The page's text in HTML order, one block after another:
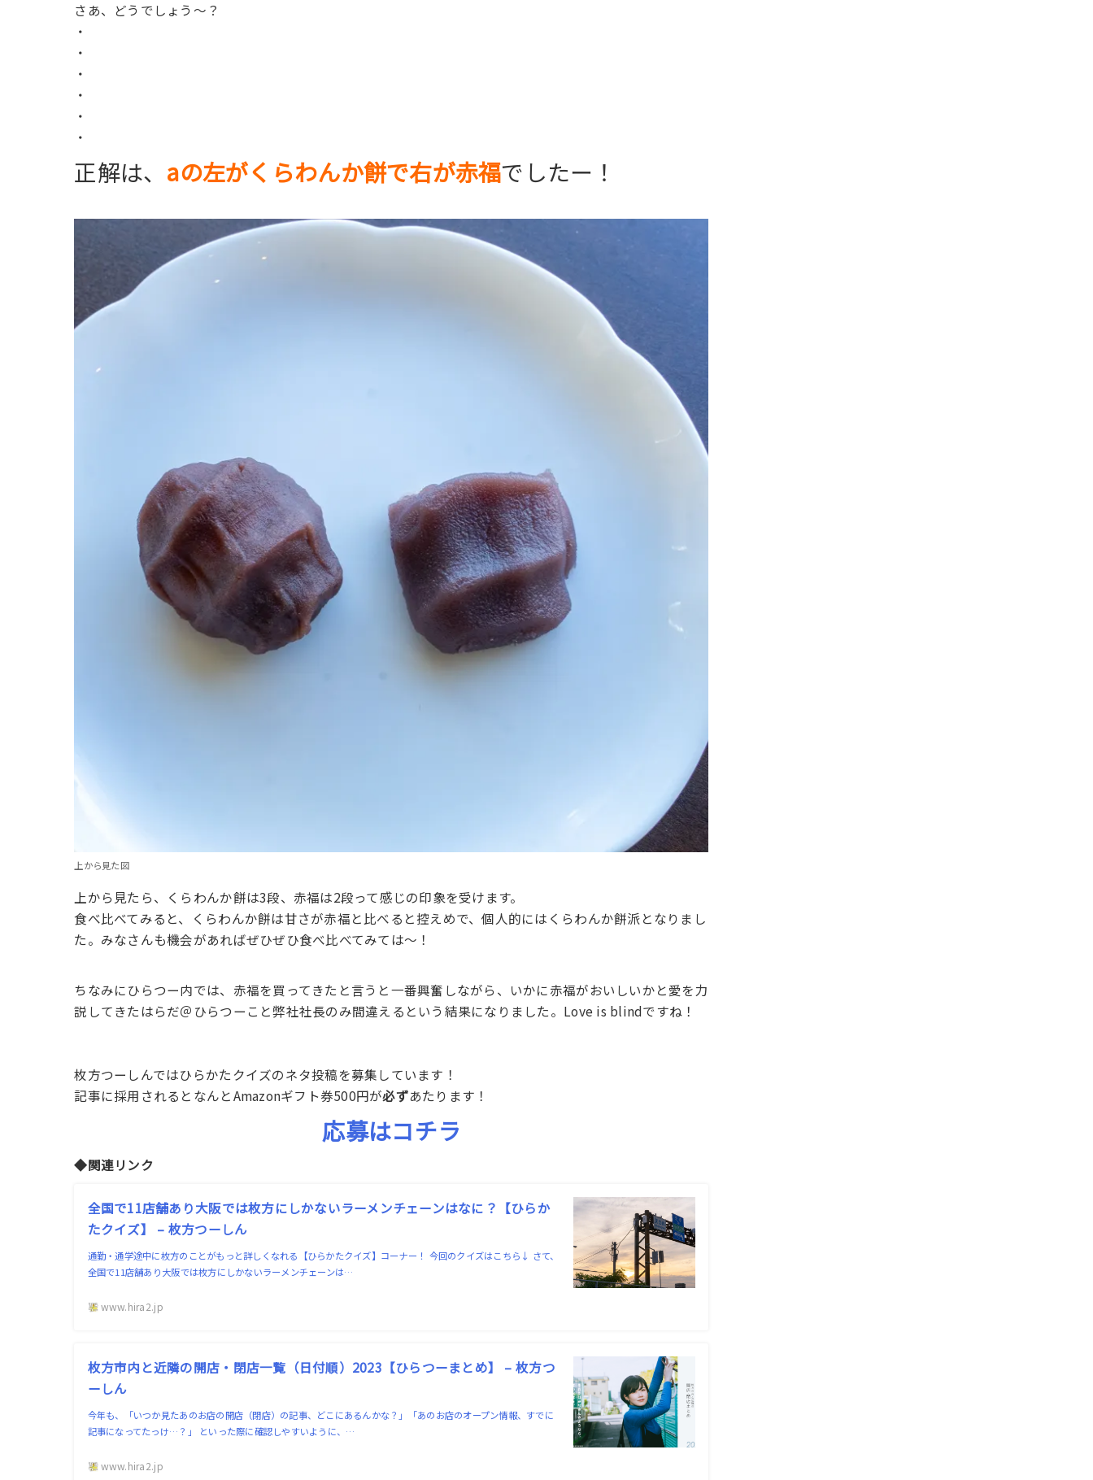
さあ、どうでしょう〜？
・
・
・
・
・
・
正解は、 aの左がくらわんか餅で右が赤福でしたー！
上から見た図
上から見たら、くらわんか餅は3段、赤福は2段って感じの印象を受けます。
食べ比べてみると、くらわんか餅は甘さが赤福と比べると控えめで、個人的にはくらわんか餅派となりまし
た。みなさんも機会があればぜひぜひ食べ比べてみては〜！
ちなみにひらつー内では、赤福を買ってきたと言うと一番興奮しながら、いかに赤福がおいしいかと愛を力
説してきたはらだ＠ひらつーこと弊社社長のみ間違えるという結果になりました。Love is blindですね！
枚方つーしんではひらかたクイズのネタ投稿を募集しています！
記事に採用されるとなんとAmazonギフト券500円が必ずあたります！
応募はコチラ
◆関連リンク
全国で11店舗あり大阪では枚方にしかないラーメンチェーンはなに？【ひらか
たクイズ】 – 枚方つーしん
通勤・通学途中に枚方のことがもっと詳しくなれる【ひらかたクイズ】コーナー！ 今回のクイズはこちら↓ さて、
全国で11店舗あり大阪では枚方にしかないラーメンチェーンは…
www.hira2.jp
枚方市内と近隣の開店・閉店一覧（日付順）2023【ひらつーまとめ】 – 枚方つ
ーしん
今年も、「いつか見たあのお店の開店（閉店）の記事、どこにあるんかな？」「あのお店のオープン情報、すでに
記事になってたっけ…？」 といった際に確認しやすいように、…
www.hira2.jp